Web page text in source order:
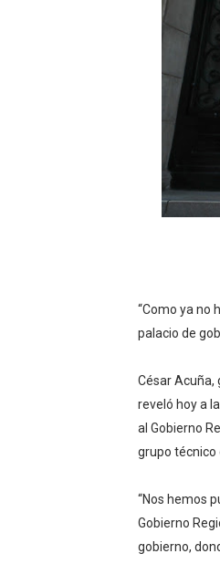
“Como ya no
palacio de
César Acuña,
reveló hoy a
al Gobierno
grupo técnico
“Nos hemos
Gobierno
gobierno,